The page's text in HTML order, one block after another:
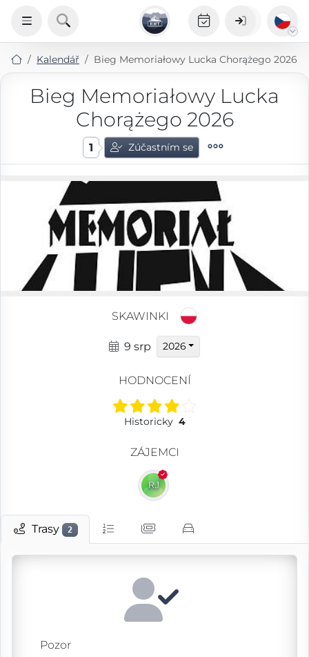
Kalendář Bieg Memoriałowy Lucka Chorążego 2026
Bieg Memoriałowy Lucka
Chorążego 2026
1 Zúčastním se
SKAWINKI
9 srp 2026
HODNOCENÍ
Historicky 4
ZÁJEMCI
Trasy 2
Pozor